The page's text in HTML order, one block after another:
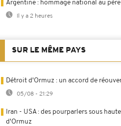
Argentine : hommage national au
Il y a 2 heures
SUR LE MÊME PAYS
Détroit d'Ormuz : un accord de
05/08 - 21:29
Iran - USA : des pourparlers sous
d'Ormuz